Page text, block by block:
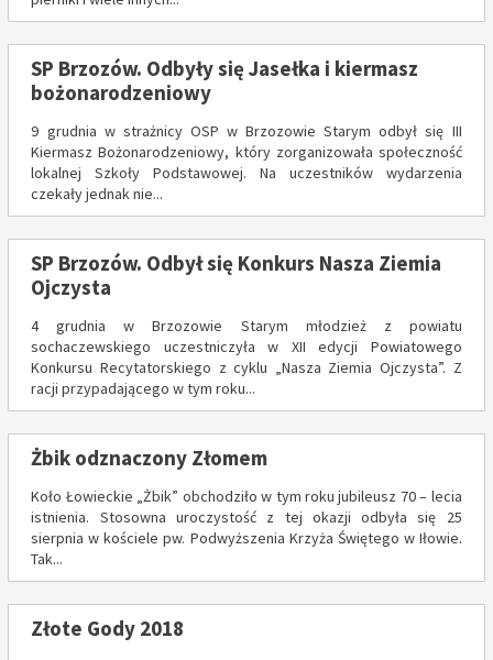
SP Brzozów. Odbyły się Jasełka i kiermasz
bożonarodzeniowy
9 grudnia w strażnicy OSP w Brzozowie Starym odbył się III
Kiermasz Bożonarodzeniowy, który zorganizowała społeczność
lokalnej Szkoły Podstawowej. Na uczestników wydarzenia
czekały jednak nie...
SP Brzozów. Odbył się Konkurs Nasza Ziemia
Ojczysta
4 grudnia w Brzozowie Starym młodzież z powiatu
sochaczewskiego uczestniczyła w XII edycji Powiatowego
Konkursu Recytatorskiego z cyklu „Nasza Ziemia Ojczysta”. Z
racji przypadającego w tym roku...
Żbik odznaczony Złomem
Koło Łowieckie „Żbik” obchodziło w tym roku jubileusz 70 – lecia
istnienia. Stosowna uroczystość z tej okazji odbyła się 25
sierpnia w kościele pw. Podwyższenia Krzyża Świętego w Iłowie.
Tak...
Złote Gody 2018